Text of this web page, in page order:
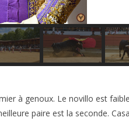
à genoux. Le novillo est
paire est la seconde.